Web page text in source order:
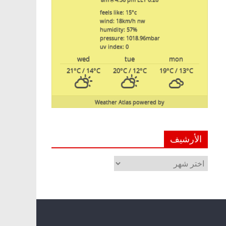
feels like: 15°c
wind: 18km/h nw
humidity: 57%
pressure: 1018.96mbar
uv index: 0
mon
tue
wed
19°C/ 13°C
20°C/ 12°C
21°C/ 14°C
powered by
Weather Atlas
الأرشيف
الأرشيف